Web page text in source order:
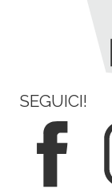
SEGUICI!